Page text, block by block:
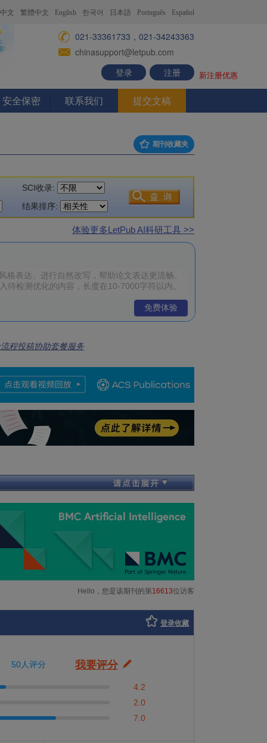
中文 繁體中文 English 한국어 日本語 Português Español
021-33361733，021-34243363
chinasupport@letpub.com
登录
注册 新注册优惠
安全保密 联系我们 提交文稿
期刊收藏夹
SCI收录:
结果排序:
体验更多LetPub AI科研工具 >>
免费体验
程投稿协助套餐服务
Hello，您是该期刊的第16613位访客
登录收藏
50人评分 我要评分
4.2
2.0
7.0